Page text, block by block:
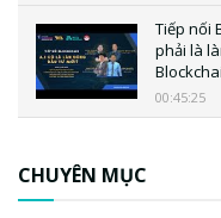
Tiếp nối
phải là
00:45:25
CHUYÊN MỤC